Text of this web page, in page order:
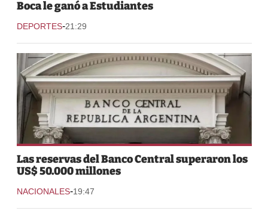
Boca le ganó a Estudiantes
DEPORTES-21:29
Las reservas del Banco Central superaron los
US$ 50.000 millones
NACIONALES-19:47